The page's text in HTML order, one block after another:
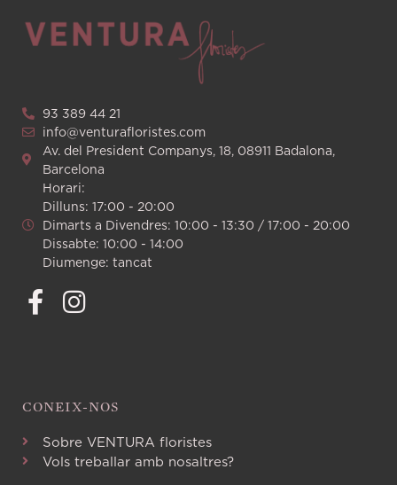
93 389 44 21
info@venturafloristes.com
Av. del President Companys, 18, 08911 Badalona,
Barcelona
Horari:
Dilluns: 17:00 - 20:00
Dimarts a Divendres: 10:00 - 13:30 / 17:00 - 20:00
Dissabte: 10:00 - 14:00
Diumenge: tancat
CONEIX-NOS
Sobre VENTURA floristes
Vols treballar amb nosaltres?